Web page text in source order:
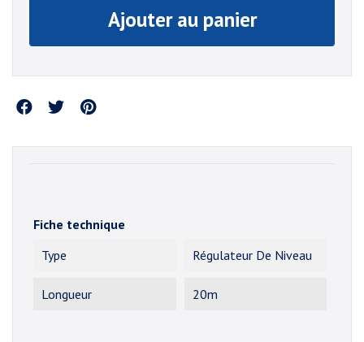
Ajouter au panier
Partager
Fiche technique
Type
Régulateur De Niveau
Longueur 20m